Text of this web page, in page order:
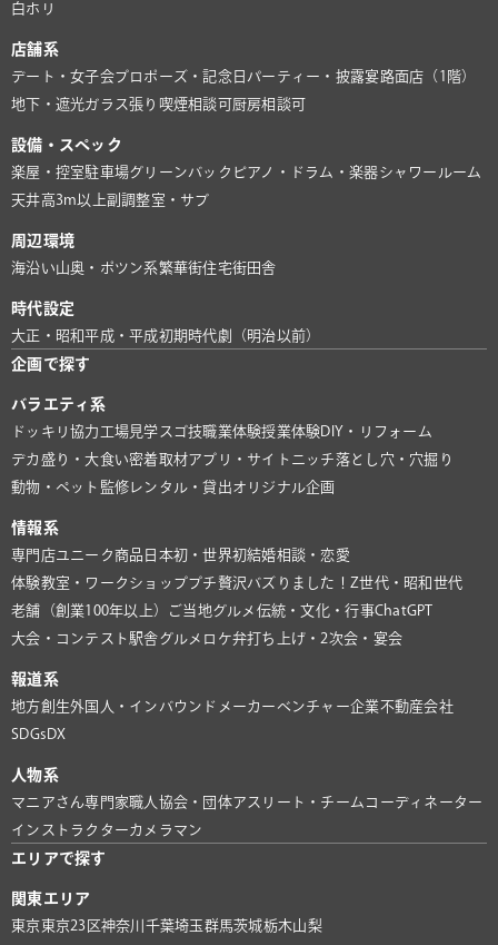
白ホリ
店舗系
デート・女子会プロポーズ・記念日 パーティー・披露宴路面店（1階）
地下・遮光ガラス張り 喫煙相談可 厨房相談可
設備・スペック
楽屋・控室駐車場グリーンバック ピアノ・ドラム・楽器シャワールーム
天井高3m以上副調整室・サブ
周辺環境
海沿い山奥・ポツン系繁華街住宅街田舎
時代設定
大正・昭和平成・平成初期時代劇（明治以前）
企画で探す
バラエティ系
ドッキリ協力 工場見学 スゴ技職業体験授業体験 DIY・リフォーム
デカ盛り・大食い密着取材アプリ・サイト ニッチ落とし穴・穴掘り
動物・ペット 監修 レンタル・貸出オリジナル企画
情報系
専門店ユニーク商品 日本初・世界初結婚相談・恋愛
体験教室・ワークショッププチ贅沢バズりました！ Z世代・昭和世代
老舗（創業100年以上）
ご当地グルメ 伝統・文化・行事ChatGPT
大会・コンテスト 駅舎グルメ ロケ弁打ち上げ・2次会・宴会
報道系
地方創生外国人・インバウンド メーカー ベンチャー企業不動産会社
SDGs DX
人物系
マニアさん専門家 職人 協会・団体アスリート・チーム コーディネーター
インストラクターカメラマン
エリアで探す
関東エリア
東京 東京23区神奈川 千葉埼玉群馬茨城栃木山梨